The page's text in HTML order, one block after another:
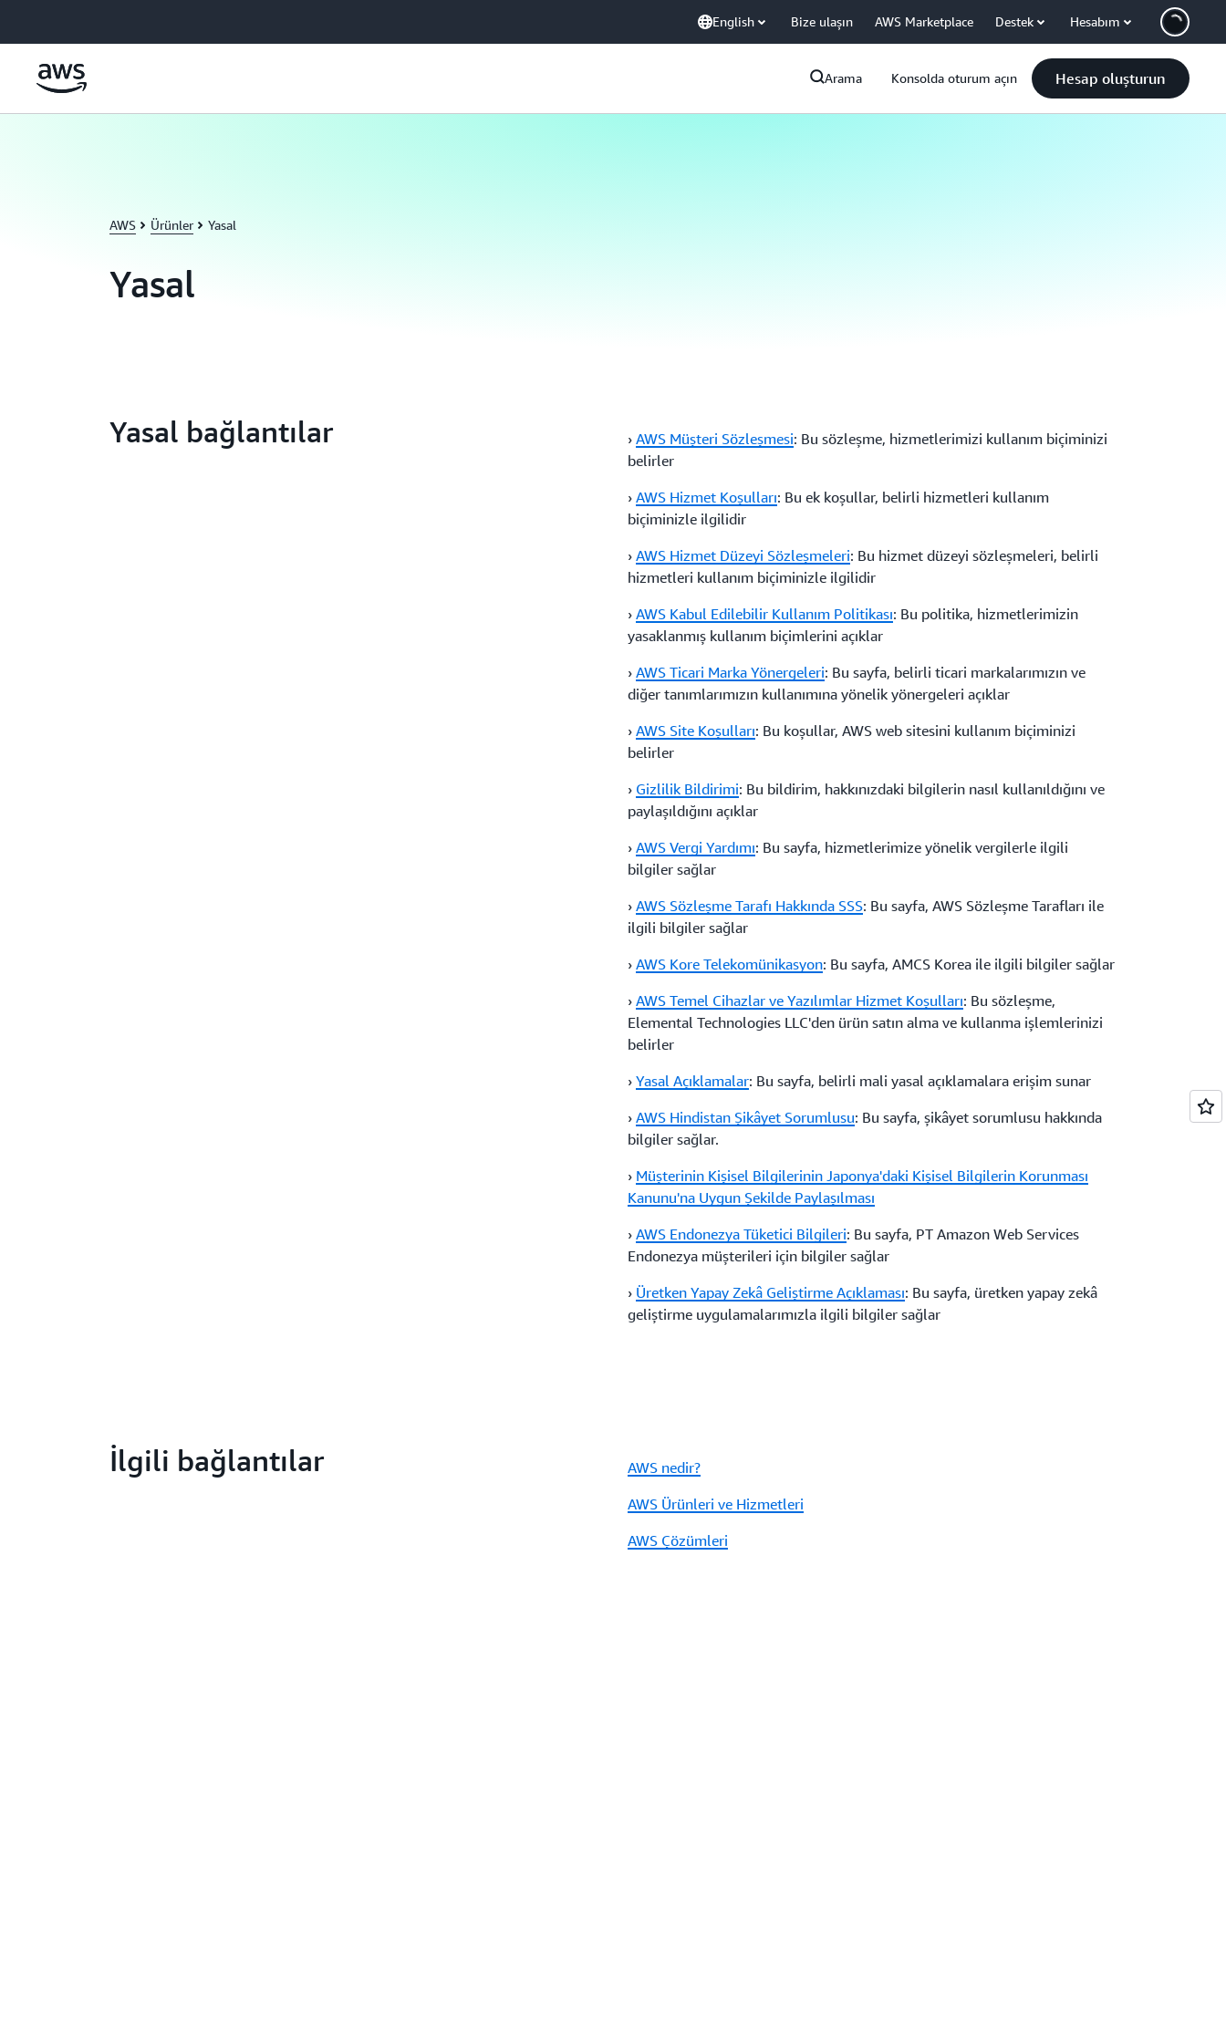
English Bize ulaşın AWS Marketplace Destek Hesabım
Arama Konsolda oturum açın Hesap oluşturun
AWS Ürünler Yasal
Yasal
Yasal bağlantılar › AWS Müşteri Sözleşmesi: Bu sözleşme, hizmetlerimizi kullanım biçiminizi
belirler
› AWS Hizmet Koşulları: Bu ek koşullar, belirli hizmetleri kullanım
biçiminizle ilgilidir
› AWS Hizmet Düzeyi Sözleşmeleri: Bu hizmet düzeyi sözleşmeleri, belirli
hizmetleri kullanım biçiminizle ilgilidir
› AWS Kabul Edilebilir Kullanım Politikası: Bu politika, hizmetlerimizin
yasaklanmış kullanım biçimlerini açıklar
› AWS Ticari Marka Yönergeleri: Bu sayfa, belirli ticari markalarımızın ve
diğer tanımlarımızın kullanımına yönelik yönergeleri açıklar
› AWS Site Koşulları: Bu koşullar, AWS web sitesini kullanım biçiminizi
belirler
› Gizlilik Bildirimi: Bu bildirim, hakkınızdaki bilgilerin nasıl kullanıldığını ve
paylaşıldığını açıklar
› AWS Vergi Yardımı: Bu sayfa, hizmetlerimize yönelik vergilerle ilgili
bilgiler sağlar
› AWS Sözleşme Tarafı Hakkında SSS: Bu sayfa, AWS Sözleşme Tarafları ile
ilgili bilgiler sağlar
› AWS Kore Telekomünikasyon: Bu sayfa, AMCS Korea ile ilgili bilgiler sağlar
› AWS Temel Cihazlar ve Yazılımlar Hizmet Koşulları: Bu sözleşme,
Elemental Technologies LLC'den ürün satın alma ve kullanma işlemlerinizi
belirler
› Yasal Açıklamalar: Bu sayfa, belirli mali yasal açıklamalara erişim sunar
› AWS Hindistan Şikâyet Sorumlusu: Bu sayfa, şikâyet sorumlusu hakkında
bilgiler sağlar.
› Müşterinin Kişisel Bilgilerinin Japonya'daki Kişisel Bilgilerin Korunması
Kanunu'na Uygun Şekilde Paylaşılması
› AWS Endonezya Tüketici Bilgileri: Bu sayfa, PT Amazon Web Services
Endonezya müşterileri için bilgiler sağlar
› Üretken Yapay Zekâ Geliştirme Açıklaması: Bu sayfa, üretken yapay zekâ
geliştirme uygulamalarımızla ilgili bilgiler sağlar
İlgili bağlantılar
AWS nedir?
AWS Ürünleri ve Hizmetleri
AWS Çözümleri